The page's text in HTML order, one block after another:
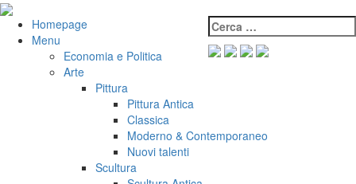
Salta
contenuto
VeniVidiVici Cerca:
Homepage
Menu
Economia e Politica
Arte
Pittura
Pittura Antica
Classica
Moderno & Contemporaneo
Nuovi talenti
Scultura